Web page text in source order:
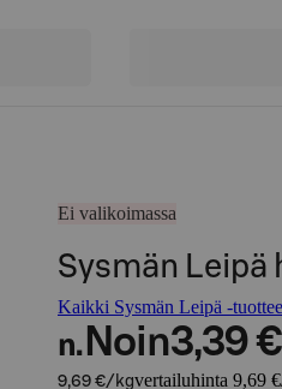
Ei valikoimassa
Sysmän Leipä
Kaikki Sysmän Leipä -
n. Noin3,39 €
9,69 €/kgvertailuhinta 9,69